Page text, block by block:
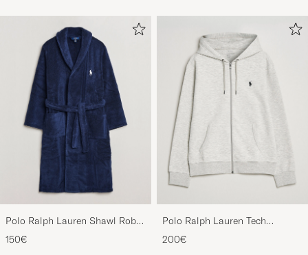
Polo Ralph Lauren Shawl Robe
Navy
150€
Polo Ralph Lauren Tech
Performance Full Zip Light
Sport Heather
200€